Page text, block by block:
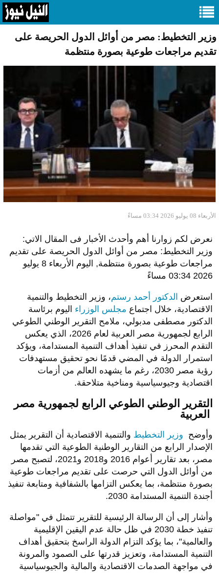
وزير التخطيط: مصر من أوائل الدول الحريصة على
تقديم مراجعات طوعية بصورة منتظمة
الأربعاء 08 يوليو 2026 03:34 مساءً
نعرض لكم زوارنا أهم وأحدث الأخبار فى المقال الاتي:
وزير التخطيط: مصر من أوائل الدول الحريصة على تقديم
مراجعات طوعية بصورة منتظمة, اليوم الأربعاء 8 يوليو
2026 03:34 مساءً
استعرض الدكتور أحمد رستم، وزير التخطيط والتنمية
الاقتصادية، خلال اجتماع مجلس الوزراء اليوم برئاسة
الدكتور مصطفى مدبولي، ملامح التقرير الوطني الطوعي
الرابع لجمهورية مصر العربية لعام 2026، الذي يعكس
التقدم المحرز في تنفيذ أهداف التنمية المستدامة، ويؤكد
استمرار الدولة في المضي قدمًا نحو تحقيق مستهدفات
رؤية مصر 2030، رغم ما يشهده العالم من أزمات
اقتصادية وجيوسياسية ومناخية متلاحقة.
التقرير الوطني الطوعي الرابع لجمهورية مصر
وأوضح وزير التخطيط والتنمية الاقتصادية أن التقرير يمثل
الإصدار الرابع من التقارير الوطنية الطوعية التي تقدمها
مصر، بعد تقارير أعوام 2016 و2018 و2021، لتصبح مصر
من أوائل الدول التي حرصت على تقديم مراجعات طوعية
بصورة منتظمة، بما يعكس التزامها بالشفافية ومتابعة تنفيذ
أجندة التنمية المستدامة 2030.
وأشار إلى أن الرسالة الرئيسية للتقرير تتمثل في "مواصلة
تنفيذ خطة 2030 في ظل حالة عدم اليقين الإقليمية
والعالمية"، بما يؤكد التزام الدولة الراسخ بتحقيق أهداف
التنمية المستدامة، وتعزيز قدرتها على الصمود والمرونة
في مواجهة الصدمات الاقتصادية والمالية والجيوسياسية